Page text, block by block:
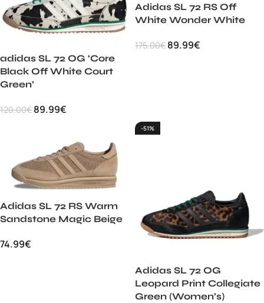
adidas SL 72 OG ‘Core
Black Off White Court
Green’
120.00€ 89.99€
Adidas SL 72 RS Off
White Wonder White
175.00€ 89.99€
Adidas SL 72 RS Warm
Sandstone Magic Beige
74.99€
-51%
Adidas SL 72 OG
Leopard Print Collegiate
Green (Women’s)